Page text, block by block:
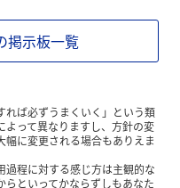
掲示板一覧
れば必ずうまくいく」という類
よって異なりますし、方針の変
に変更される場合もありえま
過程に対する感じ方は主観的な
といってかならずしもあなた